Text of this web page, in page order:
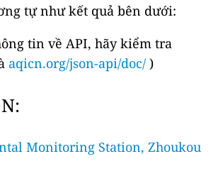
tự như kết quả bên dưới:
tin về API, hãy kiểm tra
aqicn.org/json-api/doc/ )
Monitoring Station, Zhoukou